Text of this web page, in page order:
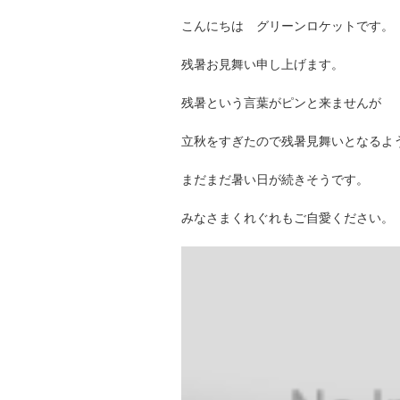
こんにちは グリーンロケットです。
残暑お見舞い申し上げます。
残暑という言葉がピンと来ませんが
立秋をすぎたので残暑見舞いとなるよ
まだまだ暑い日が続きそうです。
みなさまくれぐれもご自愛ください。